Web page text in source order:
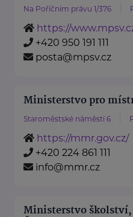
Na Poříčním právu 1/376
https://
+420 950 191 111
posta@mpsv.cz
Ministerstvo pro
Staroměstské náměstí 6
https://mmr.gov.cz/
+420 224 861 111
info@mmr.cz
Ministerstvo